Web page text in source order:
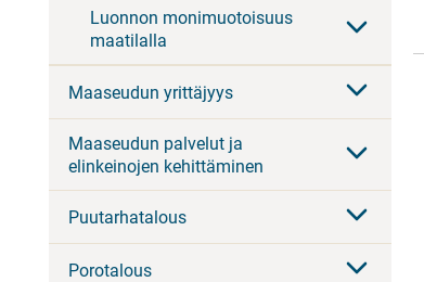
Luonnon monimuotoisuus
maatilalla
Maaseudun yrittäjyys
Maaseudun palvelut ja
elinkeinojen kehittäminen
Puutarhatalous
Porotalous